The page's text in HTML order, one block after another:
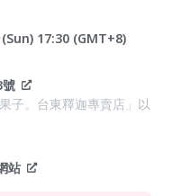
17:30 (GMT+8)
子。台東釋迦專賣店」以
站